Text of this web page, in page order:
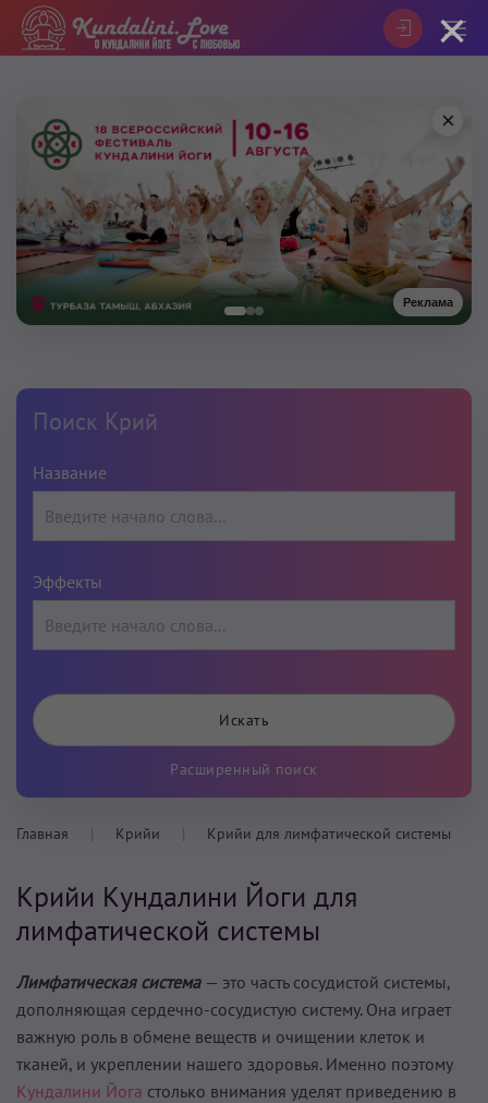
Реклама
×
Поиск Крий
Название
Эффекты
Расширенный поиск
Главная Крийи Крийи для лимфатической системы
Крийи Кундалини Йоги для
лимфатической системы
Лимфатическая система — это часть сосудистой системы,
дополняющая сердечно-сосудистую систему. Она играет
важную роль в обмене веществ и очищении клеток и
тканей, и укреплении нашего здоровья. Именно поэтому
Кундалини Йога столько внимания уделят приведению в
×